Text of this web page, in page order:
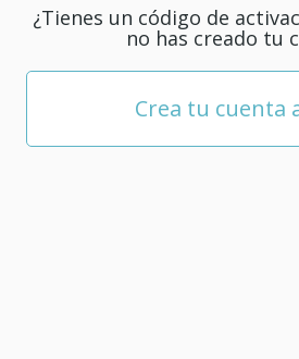
menos
caracteres.
¿Tienes un código de
no has creado tu
Crea tu cuenta